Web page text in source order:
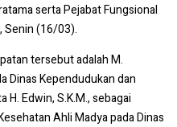
serta Pejabat Fungsional
Senin (16/03).
tersebut adalah M.
Dinas Kependudukan dan
Edwin, S.K.M., sebagai
Ahli Madya pada Dinas